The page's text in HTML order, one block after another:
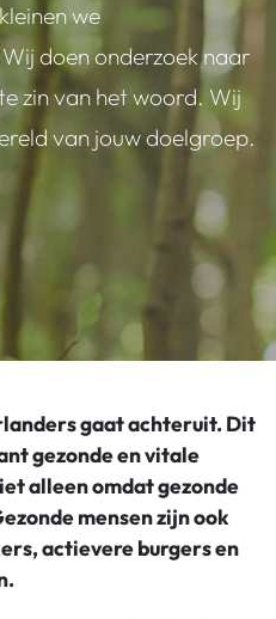
we
doen onderzoek naar
zin van het woord. Wij
van jouw doelgroep.
gaat achteruit.Dit
gezonde en vitale
alleen omdat gezonde
mensen zijn ook
actievere burgers en